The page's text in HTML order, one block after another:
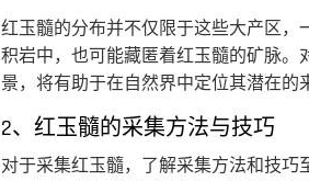
红玉髓的分布并不仅限于这些大产区
积岩中，也可能藏匿着红玉髓的矿脉
景，将有助于在自然界中定位其潜在的
2、红玉髓的采集方法与技巧
对于采集红玉髓，了解采集方法和技